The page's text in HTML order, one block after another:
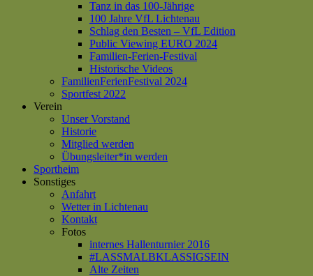
Tanz in das 100-Jährige
100 Jahre VfL Lichtenau
Schlag den Besten – VfL Edition
Public Viewing EURO 2024
Familien-Ferien-Festival
Historische Videos
FamilienFerienFestival 2024
Sportfest 2022
Verein
Unser Vorstand
Historie
Mitglied werden
Übungsleiter*in werden
Sportheim
Sonstiges
Anfahrt
Wetter in Lichtenau
Kontakt
Fotos
internes Hallenturnier 2016
#LASSMALBKLASSIGSEIN
Alte Zeiten